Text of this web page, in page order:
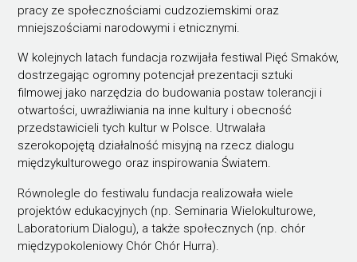
pracy ze społecznościami cudzoziemskimi oraz
mniejszościami narodowymi i etnicznymi.
W kolejnych latach fundacja rozwijała festiwal Pięć Smaków,
dostrzegając ogromny potencjał prezentacji sztuki
filmowej jako narzędzia do budowania postaw tolerancji i
otwartości, uwrażliwiania na inne kultury i obecność
przedstawicieli tych kultur w Polsce. Utrwalała
szerokopojętą działalność misyjną na rzecz dialogu
międzykulturowego oraz inspirowania Światem.
Równolegle do festiwalu fundacja realizowała wiele
projektów edukacyjnych (np. Seminaria Wielokulturowe,
Laboratorium Dialogu), a także społecznych (np. chór
międzypokoleniowy Chór Chór Hurra).